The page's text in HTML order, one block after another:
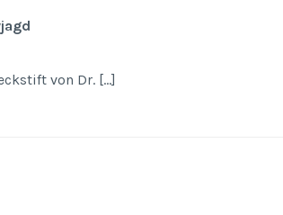
von Dr. […]